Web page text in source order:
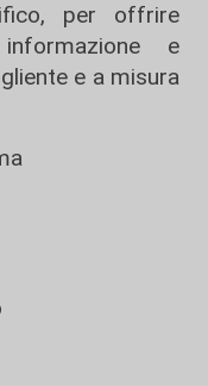
per offrire
e
e a misura